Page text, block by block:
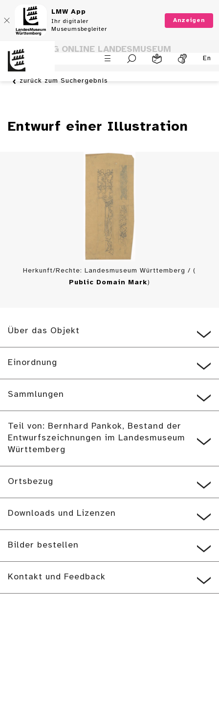
LMW App
Ihr digitaler
Museumsbegleiter
Anzeigen
En
SAMMLUNG ONLINE LANDESMUSEUM
WÜRTTEMBERG
zurück zum Suchergebnis
Entwurf einer Illustration
Herkunft/Rechte: Landesmuseum Württemberg / (
Public Domain Mark)
Über das Objekt
Einordnung
Sammlungen
Teil von: Bernhard Pankok, Bestand der
Entwurfszeichnungen im Landesmuseum
Württemberg
Ortsbezug
Downloads und Lizenzen
Bilder bestellen
Kontakt und Feedback